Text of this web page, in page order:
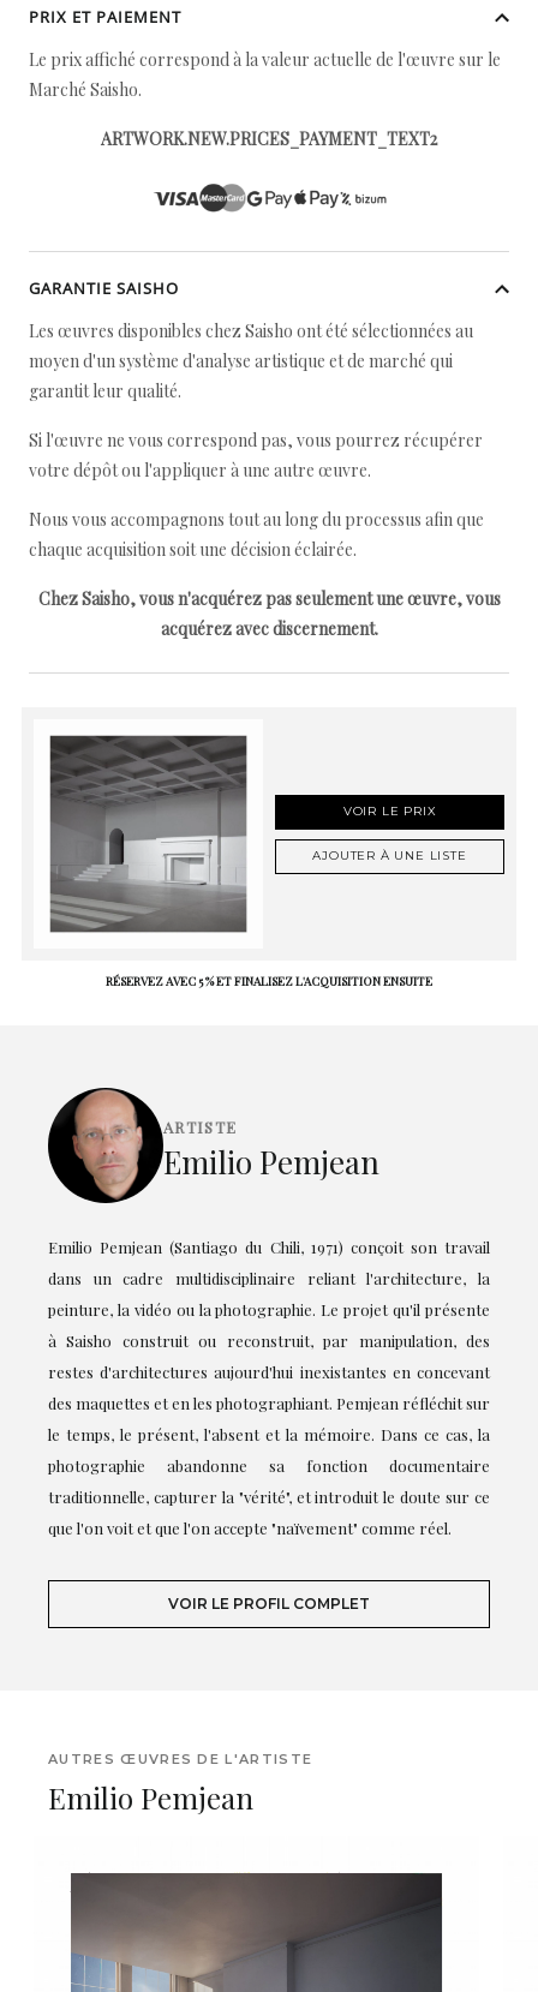
PRIX ET PAIEMENT
Le prix affiché correspond à la valeur actuelle de l'œuvre sur le
Marché Saisho.
ARTWORK.NEW.PRICES_PAYMENT_TEXT2
GARANTIE SAISHO
Les œuvres disponibles chez Saisho ont été sélectionnées au
moyen d'un système d'analyse artistique et de marché qui
garantit leur qualité.
Si l'œuvre ne vous correspond pas, vous pourrez récupérer
votre dépôt ou l'appliquer à une autre œuvre.
Nous vous accompagnons tout au long du processus afin que
chaque acquisition soit une décision éclairée.
Chez Saisho, vous n'acquérez pas seulement une œuvre, vous
acquérez avec discernement.
VOIR LE PRIX
AJOUTER À UNE LISTE
RÉSERVEZ AVEC 5 % ET FINALISEZ L'ACQUISITION ENSUITE
ARTISTE
Emilio Pemjean
Emilio Pemjean (Santiago du Chili, 1971) conçoit son travail
dans un cadre multidisciplinaire reliant l'architecture, la
peinture, la vidéo ou la photographie. Le projet qu'il présente
à Saisho construit ou reconstruit, par manipulation, des
restes d'architectures aujourd'hui inexistantes en concevant
des maquettes et en les photographiant. Pemjean réfléchit sur
le temps, le présent, l'absent et la mémoire. Dans ce cas, la
photographie abandonne sa fonction documentaire
traditionnelle, capturer la "vérité", et introduit le doute sur ce
que l'on voit et que l'on accepte "naïvement" comme réel.
VOIR LE PROFIL COMPLET
AUTRES ŒUVRES DE L'ARTISTE
Emilio Pemjean